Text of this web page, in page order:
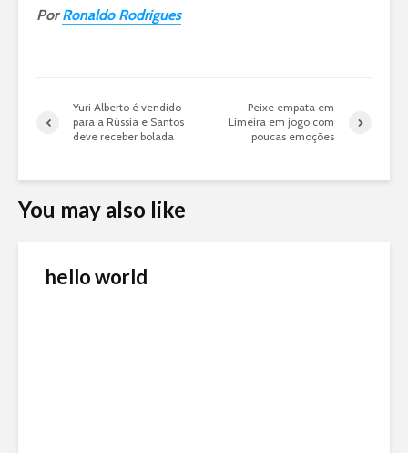
PorRonaldo Rodrigues
Yuri Alberto é vendido
para a Rússia e Santos
deve receber bolada
Peixe empata em
Limeira em jogo com
poucas emoções
You may also like
hello world